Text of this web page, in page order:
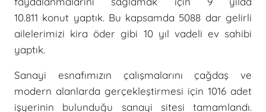
10.811 konut yaptık. Bu kapsamda 5088 dar gelirli
ailelerimizi kira öder gibi 10 yıl vadeli ev sahibi
yaptık.
Sanayi esnafımızın çalışmalarını çağdaş ve
modern alanlarda gerçekleştirmesi için 1016 adet
işyerinin bulunduğu sanayi sitesi tamamlandı.